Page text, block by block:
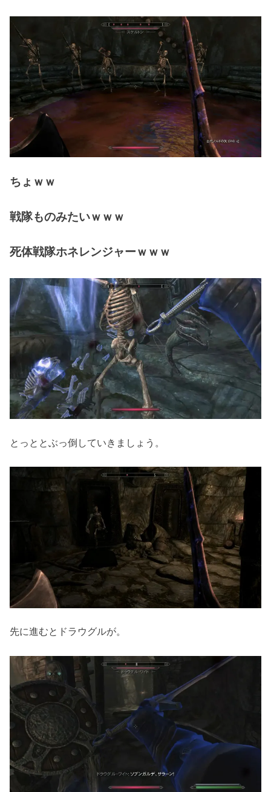
ちょｗｗ
戦隊ものみたいｗｗｗ
死体戦隊ホネレンジャーｗｗｗ
とっととぶっ倒していきましょう。
先に進むとドラウグルが。